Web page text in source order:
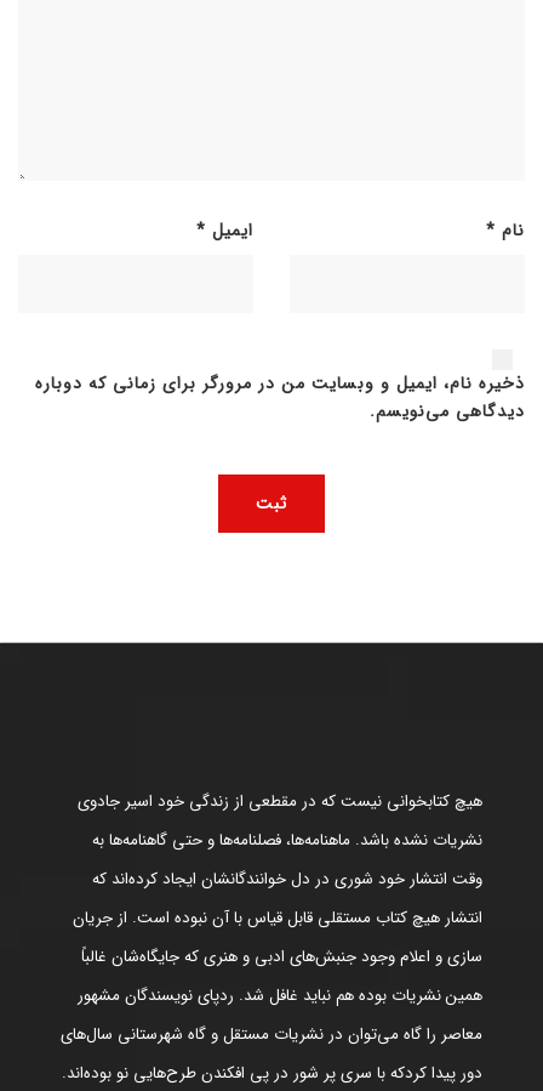
نام * ایمیل *
ذخیره نام، ایمیل و وبسایت من در مرورگر برای زمانی که دوباره
دیدگاهی می‌نویسم.
هیچ کتابخوانی نیست که در مقطعی از زندگی خود اسیر جادوی
نشریات نشده باشد. ماهنامه‌ها، فصلنامه‌ها و حتی گاهنامه‌ها به
وقت انتشار خود شوری در دل خوانندگانشان ایجاد کرده‌اند که
انتشار هیچ کتاب مستقلی قابل قیاس با آن نبوده است. از جریان
سازی و اعلام وجود جنبش‌های ادبی و هنری که جایگاه‌شان غالباً
همین نشریات بوده هم نباید غافل شد. ردپای نویسندگان مشهور
معاصر را گاه می‌توان در نشریات مستقل و گاه شهرستانی سال‌های
دور پیدا کردکه با سری پر شور در پی افکندن طرح‌هایی نو بوده‌اند.